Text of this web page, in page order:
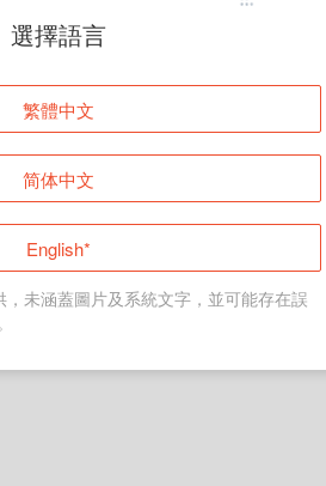
頁面無法顯示
登入
返回首頁
選擇語言
繁體中文
简体中文
English*
未涵蓋圖片及系統文字，並可能存在誤